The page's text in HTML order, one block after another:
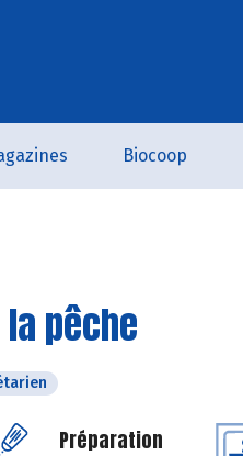
Biocoop
pêche
Préparation